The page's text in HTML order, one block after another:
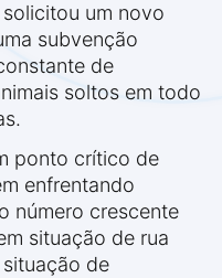
um novo
subvenção
de
soltos em todo
ponto crítico de
enfrentando
número crescente
situação de rua
de